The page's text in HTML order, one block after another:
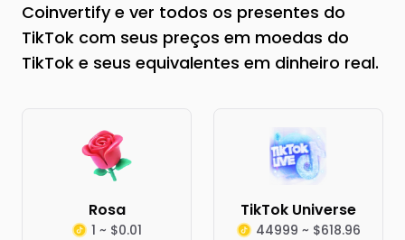
Coinvertify e ver todos os presentes do
TikTok com seus preços em moedas do
TikTok e seus equivalentes em dinheiro real.
Rosa
1 ~ $0.01
TikTok Universe
44999 ~ $618.96